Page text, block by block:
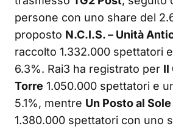
persone con uno share del
proposto N.C.I.S. – Unità
raccolto 1.332.000 spettatori
6.3%. Rai3 ha registrato per Il
Torre 1.050.000 spettatori e
5.1%, mentre Un Posto al Sole
1.380.000 spettatori con uno